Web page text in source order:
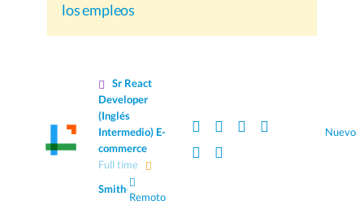
los empleos
Sr React
Developer
(Inglés
Intermedio) E-
commerce
Full time
Smith·
Remoto
Nuevo